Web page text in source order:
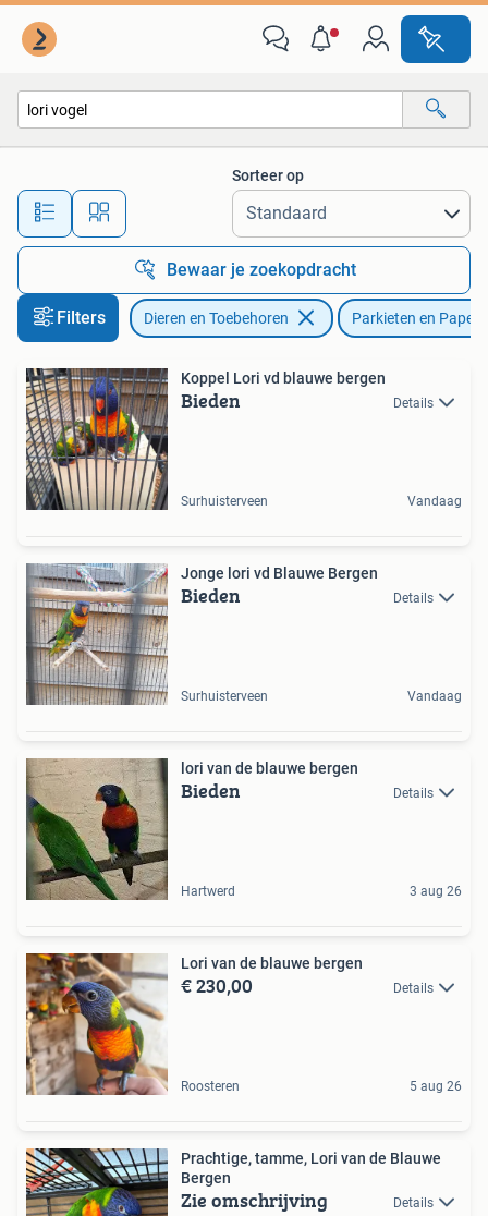
Alle afstanden…
Sorteer op
Bewaar je zoekopdracht
Filters Dieren en Toebehoren Parkieten en
Koppel Lori vd blauwe bergen
Bieden Details
Surhuisterveen Vandaag
Jonge lori vd Blauwe Bergen
Bieden Details
Surhuisterveen Vandaag
lori van de blauwe bergen
Bieden Details
Hartwerd 3 aug 26
Lori van de blauwe bergen
€ 230,00 Details
Roosteren 5 aug 26
Prachtige, tamme, Lori van de Blauwe
Bergen
Zie omschrijving Details